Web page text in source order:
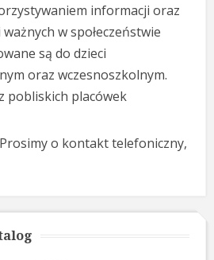
informacji oraz
wspołeczeństwie
są do dzieci
oraz wczesnoszkolnym.
pobliskich placówek
o kontakt telefoniczny,